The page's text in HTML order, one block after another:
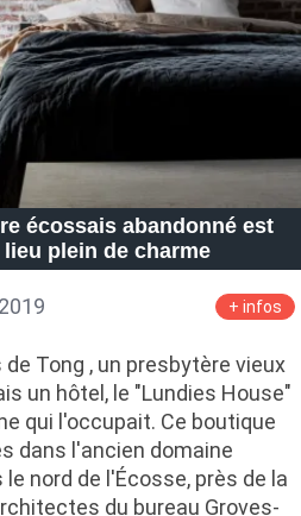
écossais abandonné est
plein de charme
+ infos
Tong , un presbytère vieux
un hôtel, le "Lundies House"
qui l'occupait. Ce boutique
dans l'ancien domaine
nord de l'Écosse, près de la
du bureau Groves-